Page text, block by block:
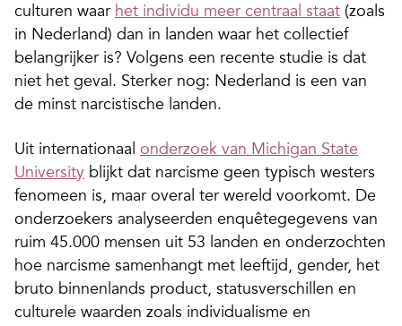
culturen waar het individu meer centraal staat (zoals
in Nederland) dan in landen waar het collectief
belangrijker is? Volgens een recente studie is dat
niet het geval. Sterker nog: Nederland is een van
de minst narcistische landen.
Uit internationaal onderzoek van Michigan State
University blijkt dat narcisme geen typisch westers
fenomeen is, maar overal ter wereld voorkomt. De
onderzoekers analyseerden enquêtegegevens van
ruim 45.000 mensen uit 53 landen en onderzochten
hoe narcisme samenhangt met leeftijd, gender, het
bruto binnenlands product, statusverschillen en
culturele waarden zoals individualisme en